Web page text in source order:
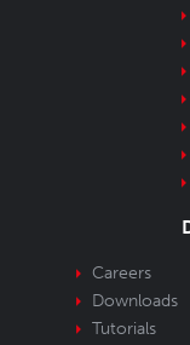
Careers
Downloads
Tutorials